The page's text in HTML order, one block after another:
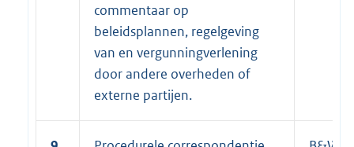
commentaar op
beleidsplannen, regelgeving
van en vergunningverlening
door andere overheden of
externe partijen.